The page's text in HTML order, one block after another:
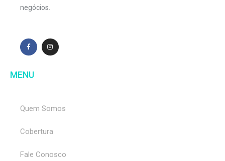
negócios.
MENU
Quem Somos
Cobertura
Fale Conosco